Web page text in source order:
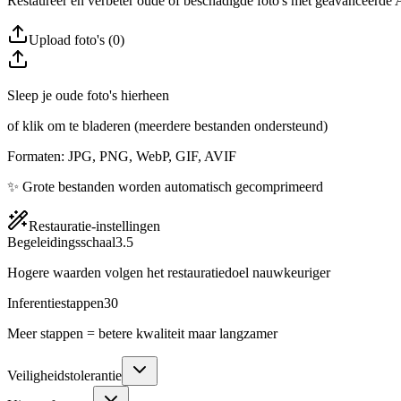
Upload foto's (0)
Sleep je oude foto's hierheen
of klik om te bladeren (meerdere bestanden ondersteund)
Formaten: JPG, PNG, WebP, GIF, AVIF
✨ Grote bestanden worden automatisch gecomprimeerd
Restauratie-instellingen
Begeleidingsschaal3.5
Hogere waarden volgen het restauratiedoel nauwkeuriger
Inferentiestappen30
Meer stappen = betere kwaliteit maar langzamer
Veiligheidstolerantie